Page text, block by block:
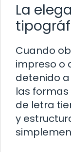
La
Cuando
impreso o
detenido
las
de letra
y